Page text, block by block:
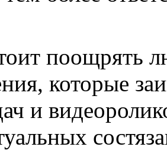
поощрять
которые
и